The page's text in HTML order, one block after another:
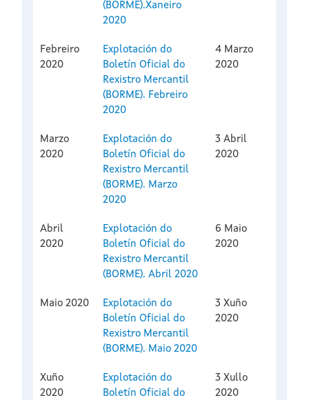
(BORME).Xaneiro
2020
Febreiro
2020
Explotación do
Boletín Oficial do
Rexistro Mercantil
(BORME). Febreiro
2020
4 Marzo
2020
Marzo
2020
Explotación do
Boletín Oficial do
Rexistro Mercantil
(BORME). Marzo
2020
3 Abril
2020
Abril
2020
Explotación do
Boletín Oficial do
Rexistro Mercantil
(BORME). Abril 2020
6 Maio
2020
Maio 2020
Explotación do
Boletín Oficial do
Rexistro Mercantil
(BORME). Maio 2020
3 Xuño
2020
Xuño
2020
Explotación do
Boletín Oficial do
3 Xullo
2020